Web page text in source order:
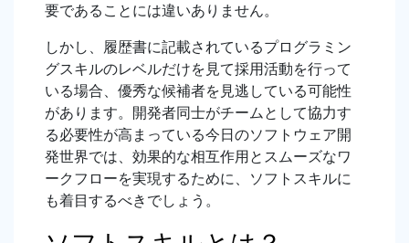
要であることには違いありません。
しかし、履歴書に記載されているプログラミン
グスキルのレベルだけを見て採用活動を行って
いる場合、優秀な候補者を見逃している可能性
があります。開発者同士がチームとして協力す
る必要性が高まっている今日のソフトウェア開
発世界では、効果的な相互作用とスムーズなワ
ークフローを実現するために、ソフトスキルに
も着目するべきでしょう。